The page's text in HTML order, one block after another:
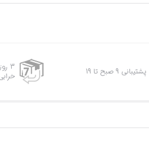
پشتیبانی 9 صبح تا 19
3